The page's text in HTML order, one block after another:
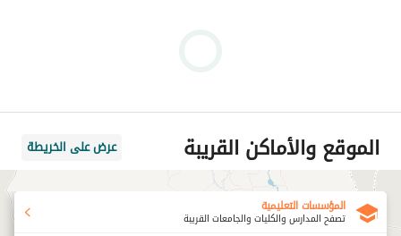
الموقع والأماكن القريبة عرض على الخريطة
المؤسسات التعليمية
تصفح المدارس والكليات والجامعات القريبة